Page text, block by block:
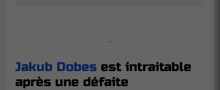
-
Jakub Dobes est intraitable
après une défaite